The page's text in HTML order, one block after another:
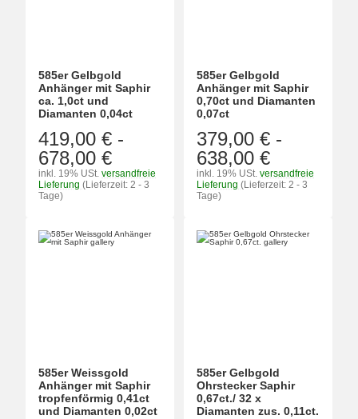
585er Gelbgold
Anhänger mit Saphir
ca. 1,0ct und
Diamanten 0,04ct
419,00 € -
678,00 €
inkl. 19% USt. versandfreie
Lieferung (Lieferzeit: 2 - 3
Tage)
585er Gelbgold
Anhänger mit Saphir
0,70ct und Diamanten
0,07ct
379,00 € -
638,00 €
inkl. 19% USt. versandfreie
Lieferung (Lieferzeit: 2 - 3
Tage)
585er Weissgold
Anhänger mit Saphir
tropfenförmig 0,41ct
und Diamanten 0,02ct
585er Gelbgold
Ohrstecker Saphir
0,67ct./ 32 x
Diamanten zus. 0,11ct.